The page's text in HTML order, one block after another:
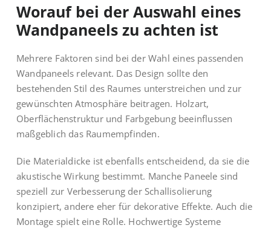
Worauf bei der Auswahl eines
Wandpaneels zu achten ist
Mehrere Faktoren sind bei der Wahl eines passenden
Wandpaneels relevant. Das Design sollte den
bestehenden Stil des Raumes unterstreichen und zur
gewünschten Atmosphäre beitragen. Holzart,
Oberflächenstruktur und Farbgebung beeinflussen
maßgeblich das Raumempfinden.
Die Materialdicke ist ebenfalls entscheidend, da sie die
akustische Wirkung bestimmt. Manche Paneele sind
speziell zur Verbesserung der Schallisolierung
konzipiert, andere eher für dekorative Effekte. Auch die
Montage spielt eine Rolle. Hochwertige Systeme